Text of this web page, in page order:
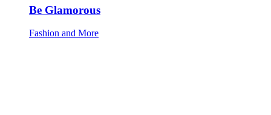
Be Glamorous
Fashion and More